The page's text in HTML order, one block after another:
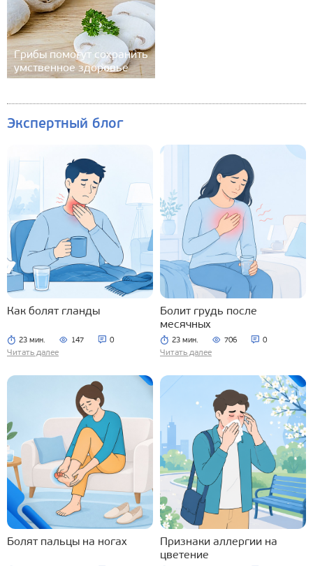
Грибы помогут сохранить
умственное здоровье
Экспертный блог
Как болят гланды
23 мин. 147 0
Читать далее
Болит грудь после
месячных
23 мин. 706 0
Читать далее
Болят пальцы на ногах
Признаки аллергии на
цветение